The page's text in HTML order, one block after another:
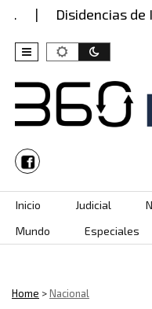
Disidencias de
Skip to content
Inicio Judicial
Mundo
Especiales
Home >Nacional